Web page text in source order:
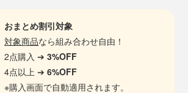
おまとめ割引対象
対象商品なら組み合わせ自由！
2点購入 ➔3%OFF
4点以上 ➔6%OFF
※購入画面で自動適用されます。